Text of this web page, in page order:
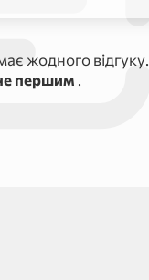
жодного відгуку.
першим .